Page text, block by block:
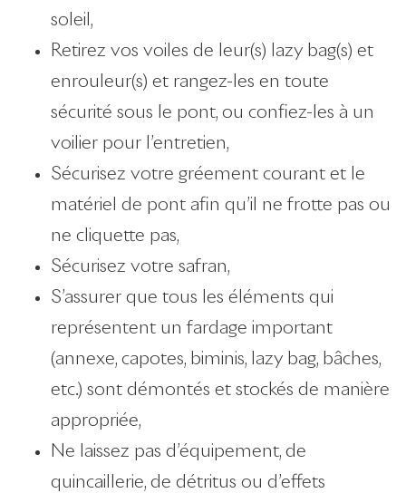
soleil,
Retirez vos voiles de leur(s) lazy bag(s) et
enrouleur(s) et rangez-les en toute
sécurité sous le pont, ou confiez-les à un
voilier pour l’entretien,
Sécurisez votre gréement courant et le
matériel de pont afin qu’il ne frotte pas ou
ne cliquette pas,
Sécurisez votre safran,
S’assurer que tous les éléments qui
représentent un fardage important
(annexe, capotes, biminis, lazy bag, bâches,
etc.) sont démontés et stockés de manière
appropriée,
Ne laissez pas d’équipement, de
quincaillerie, de détritus ou d’effets